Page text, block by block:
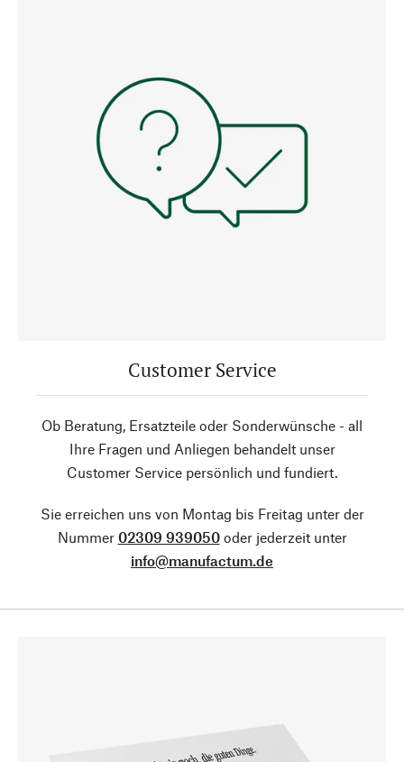
Customer Service
Ob Beratung, Ersatzteile oder Sonderwünsche - all
Ihre Fragen und Anliegen behandelt unser
Customer Service persönlich und fundiert.
Sie erreichen uns von Montag bis Freitag unter der
Nummer 02309 939050oder jederzeit unter
info@manufactum.de